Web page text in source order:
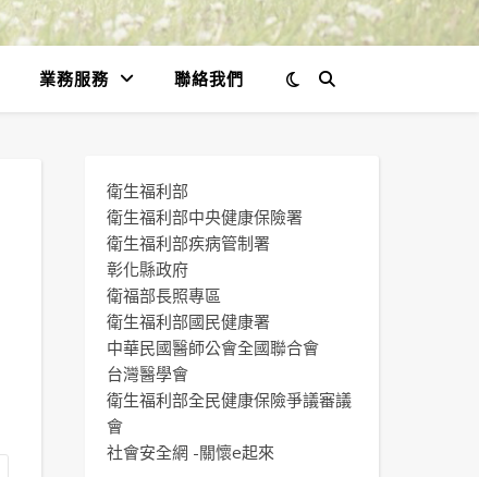
業務服務 聯絡我們
衛生福利部
衛生福利部中央健康保險署
衛生福利部疾病管制署
彰化縣政府
衛福部長照專區
衛生福利部國民健康署
中華民國醫師公會全國聯合會
台灣醫學會
衛生福利部全民健康保險爭議審議
會
社會安全網 -關懷e起來